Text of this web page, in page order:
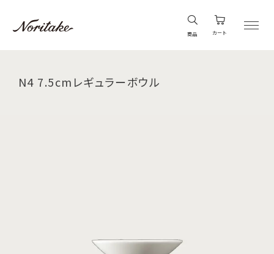
商品 カート
N4 7.5cmレギュラーボウル